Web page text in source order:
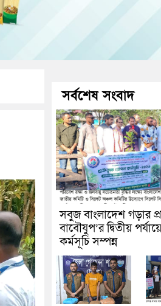
সর্বশেষ সংবাদ
সবুজ বাংলাদেশ গড়ার
বাবৌযুপ’র দ্বিতীয়
কর্মসূচি সম্পন্ন